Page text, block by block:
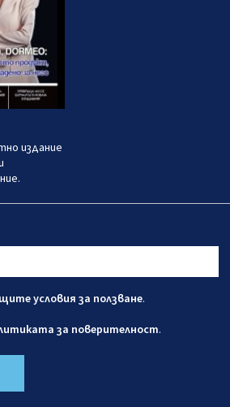
издание
условия за ползване.
за поверителност.